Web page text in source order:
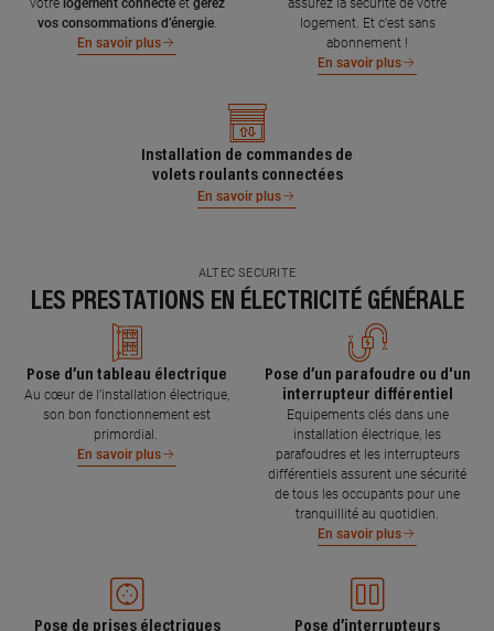
vos consommations d’énergie.
En savoir plus
logement. Et c'est sans
abonnement !
En savoir plus
Installation de commandes de
volets roulants connectées
En savoir plus
ALTEC SECURITE
LES PRESTATIONS EN ÉLECTRICITÉ GÉNÉRALE
Pose d’un tableau électrique
Au cœur de l’installation électrique,
son bon fonctionnement est
primordial.
En savoir plus
Pose d’un parafoudre ou d'un
interrupteur différentiel
Equipements clés dans une
installation électrique, les
parafoudres et les interrupteurs
différentiels assurent une sécurité
de tous les occupants pour une
tranquillité au quotidien.
En savoir plus
Pose de prises électriques Pose d’interrupteurs